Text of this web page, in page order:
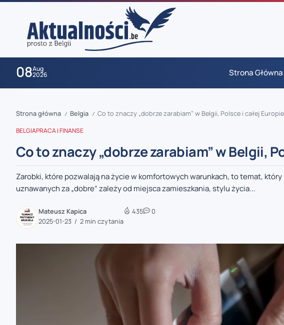
08Aug
2026 Strona Główna
zaobserwuj nas
zaobserwuj nas
Strona główna / Belgia / Co to znaczy „dobrze zarabiam” w Belgii, Polsce i całej
BELGIAPRACA I FINANSE
Co to znaczy „dobrze zarabiam” w Belgii,
Zarobki, które pozwalają na życie w komfortowych warunkach, to temat,
uznawanych za „dobre” zależy od miejsca zamieszkania, stylu życia...
Mateusz Kapica
2025-01-23
2 min czytania
435 0